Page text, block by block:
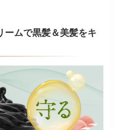
ームで黒髪＆美髪をキ